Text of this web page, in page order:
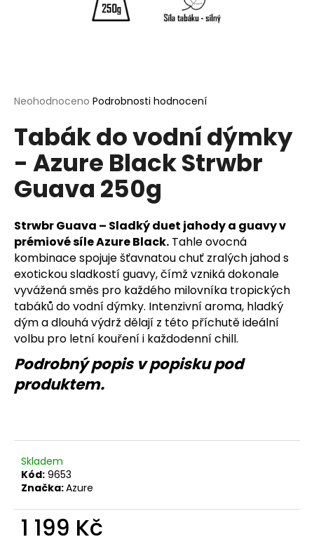
Průměrné
produktu
z
5
hvězdiček.
Neohodnoceno Podrobnosti hodnocení
Tabák do vodní dýmky
- Azure Black Strwbr
Guava 250g
Strwbr Guava – Sladký duet jahody a guavy v
prémiové síle Azure Black. Tahle ovocná
kombinace spojuje šťavnatou chuť zralých jahod s
exotickou sladkostí guavy, čímž vzniká dokonale
vyvážená směs pro každého milovníka tropických
tabáků do vodní dýmky. Intenzivní aroma, hladký
dým a dlouhá výdrž dělají z této příchutě ideální
volbu pro letní kouření i každodenní chill.
Podrobný popis v popisku pod
produktem.
Skladem
Kód: 9653
Značka:Azure
1 199 Kč
HLEDAT
D
o
p
o
r
u
č
u
j
e
m
e